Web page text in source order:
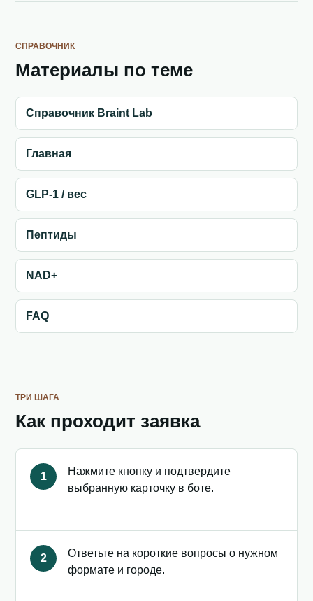
СПРАВОЧНИК
Материалы по теме
Справочник Braint Lab
Главная
GLP-1 / вес
Пептиды
NAD+
FAQ
ТРИ ШАГА
Как проходит заявка
1
Нажмите кнопку и подтвердите
выбранную карточку в боте.
2
Ответьте на короткие вопросы о нужном
формате и городе.